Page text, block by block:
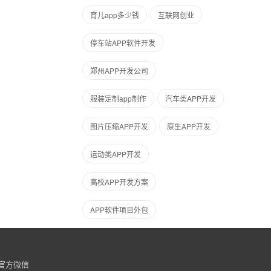
育儿app多少钱 互联网创业
停车站APP软件开发
郑州APP开发公司
服装定制app制作 汽车类APP开发
图片压缩APP开发 原生APP开发
运动类APP开发
高校APP开发方案
APP软件项目外包
方微信